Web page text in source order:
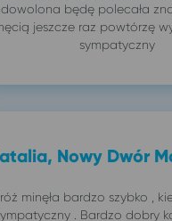
będę polecała
jeszcze raz powtórzę
sympatyczny
Nowy Dwór
minęła bardzo szybko ,
. Bardzo dobry